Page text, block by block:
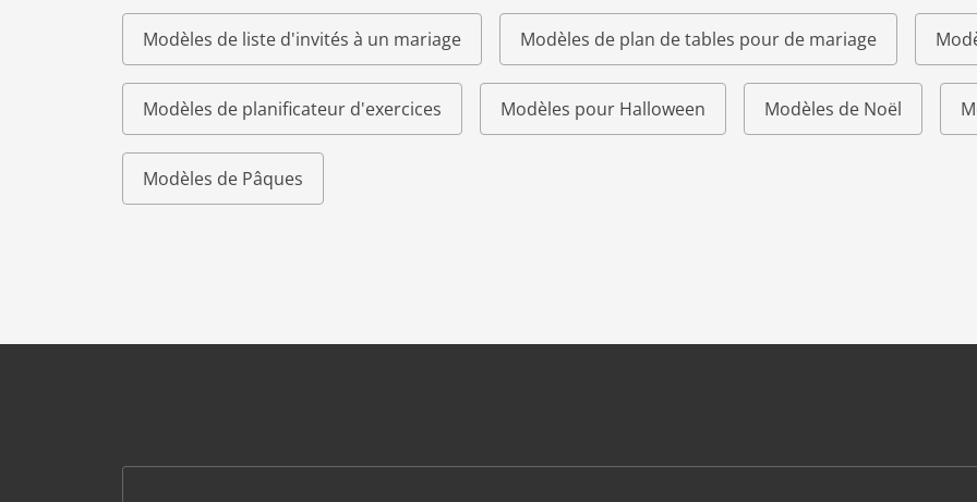
Modèles de liste d'invités à un mariage Modèles de plan de tables pour de mariage
Modèles de planificateur d'exercices Modèles pour Halloween Modèles de Noël
Modèles de Pâques